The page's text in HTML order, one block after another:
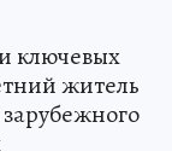
ключевых
житель